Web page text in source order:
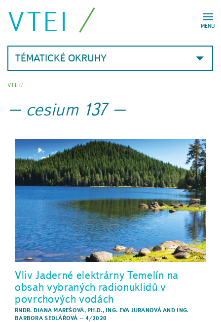
MENU
VTEI
TÉMATICKÉ OKRUHY
VTEI/
cesium 137
Vliv Jaderné elektrárny Temelín na
obsah vybraných radionuklidů v
povrchových vodách
RNDR. DIANA MAREŠOVÁ, PH.D., ING. EVA JURANOVÁAND ING.
BARBORA SEDLÁŘOVÁ – 4/2020